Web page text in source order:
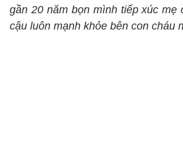
gần 20 năm bọn mình tiếp xúc mẹ
cậu luôn mạnh khỏe bên con cháu